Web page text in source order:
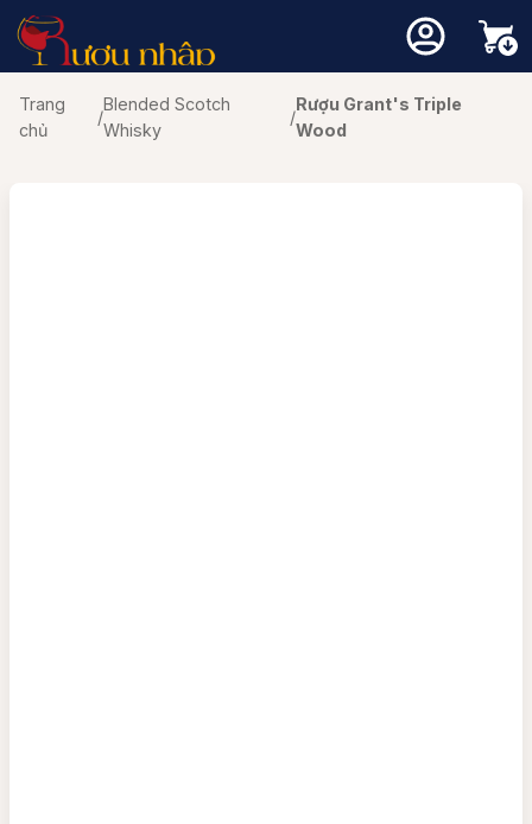
Trang
chủ
/
Blended Scotch
Whisky
/
Rượu Grant's Triple
Wood